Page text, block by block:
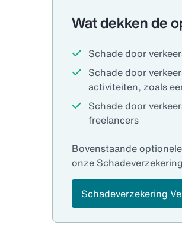
Wat dekken de
Schade door
Schade door
activiteiten, zoals
Schade door
freelancers
Bovenstaande
onze
Schadeverzekering